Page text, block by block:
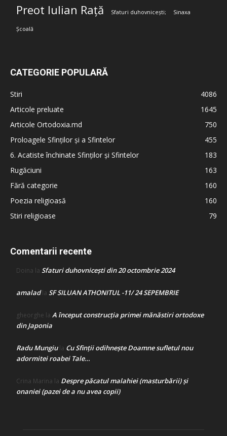
Preot Iulian Rață Sfaturi duhovnicești; Sinaxa
Școală
CATEGORIE POPULARĂ
Stiri
4086
Articole preluate
1645
Articole Ortodoxia.md
750
Proloagele Sfinților și a Sfintelor
455
6. Acatiste închinate Sfinților și Sfintelor
183
Rugăciuni
163
Fără categorie
160
Poezia religioasă
160
Stiri religioase
79
Comentarii recente
Doina la Sfaturi duhovnicești din 20 octombrie 2024
amaladla SF SILUAN ATHONITUL -11/ 24 SEPEMBRIE
gheorghe la A început construcţia primei mănăstiri ortodoxe
din Japonia
Radu Mungiula Cu Sfinții odihnește Doamne sufletul nou
adormitei roabei Tale…
Crina Marina la Despre păcatul malahiei (masturbării) şi
onaniei (pazei de a nu avea copii)